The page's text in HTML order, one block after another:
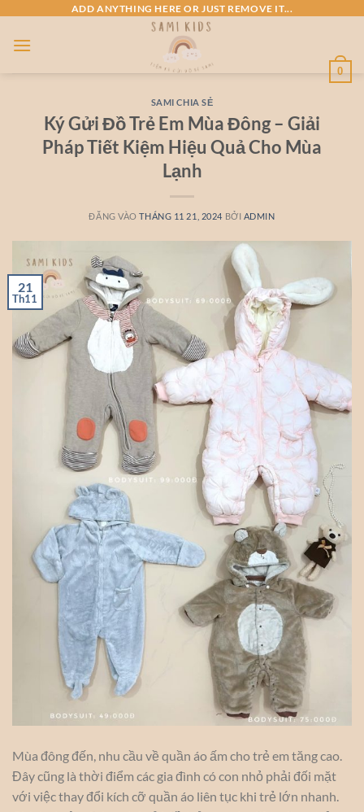
nội
dung
ADD ANYTHING HERE OR JUST REMOVE IT...
0
SAMI CHIA SẺ
Ký Gửi Đồ Trẻ Em Mùa Đông – Giải
Pháp Tiết Kiệm Hiệu Quả Cho Mùa
Lạnh
ĐĂNG VÀOTHÁNG 11 21, 2024 BỞI ADMIN
21
Th11
Mùa đông đến, nhu cầu về quần áo ấm cho trẻ em tăng cao.
Đây cũng là thời điểm các gia đình có con nhỏ phải đối mặt
với việc thay đổi kích cỡ quần áo liên tục khi trẻ lớn nhanh.